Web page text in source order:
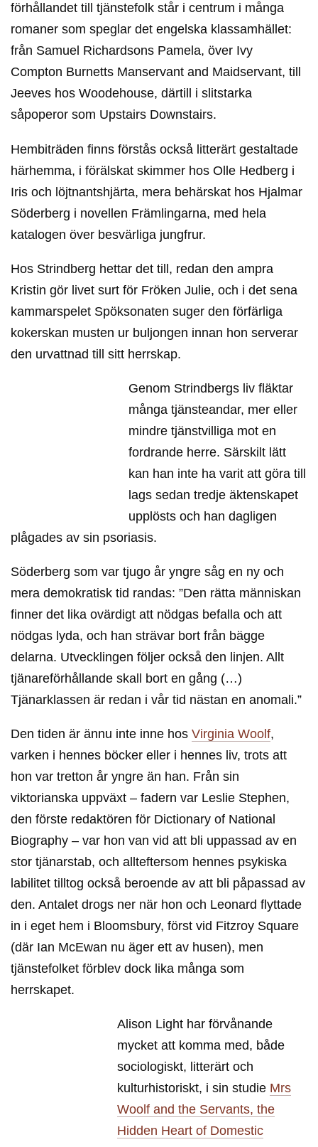
förhållandet till tjänstefolk står i centrum i många
romaner som speglar det engelska klassamhället:
från Samuel Richardsons Pamela, över Ivy
Compton Burnetts Manservant and Maidservant, till
Jeeves hos Woodehouse, därtill i slitstarka
såpoperor som Upstairs Downstairs.
Hembiträden finns förstås också litterärt gestaltade
härhemma, i förälskat skimmer hos Olle Hedberg i
Iris och löjtnantshjärta, mera behärskat hos Hjalmar
Söderberg i novellen Främlingarna, med hela
katalogen över besvärliga jungfrur.
Hos Strindberg hettar det till, redan den ampra
Kristin gör livet surt för Fröken Julie, och i det sena
kammarspelet Spöksonaten suger den förfärliga
kokerskan musten ur buljongen innan hon serverar
den urvattnad till sitt herrskap.
Genom Strindbergs liv fläktar
många tjänsteandar, mer eller
mindre tjänstvilliga mot en
fordrande herre. Särskilt lätt
kan han inte ha varit att göra till
lags sedan tredje äktenskapet
upplösts och han dagligen
plågades av sin psoriasis.
Söderberg som var tjugo år yngre såg en ny och
mera demokratisk tid randas: ”Den rätta människan
finner det lika ovärdigt att nödgas befalla och att
nödgas lyda, och han strävar bort från bägge
delarna. Utvecklingen följer också den linjen. Allt
tjänareförhållande skall bort en gång (…)
Tjänarklassen är redan i vår tid nästan en anomali.”
Den tiden är ännu inte inne hos Virginia Woolf,
varken i hennes böcker eller i hennes liv, trots att
hon var tretton år yngre än han. Från sin
viktorianska uppväxt – fadern var Leslie Stephen,
den förste redaktören för Dictionary of National
Biography – var hon van vid att bli uppassad av en
stor tjänarstab, och allteftersom hennes psykiska
labilitet tilltog också beroende av att bli påpassad av
den. Antalet drogs ner när hon och Leonard flyttade
in i eget hem i Bloomsbury, först vid Fitzroy Square
(där Ian McEwan nu äger ett av husen), men
tjänstefolket förblev dock lika många som
herrskapet.
Alison Light har förvånande
mycket att komma med, både
sociologiskt, litterärt och
kulturhistoriskt, i sin studie Mrs
Woolf and the Servants, the
Hidden Heart of Domestic